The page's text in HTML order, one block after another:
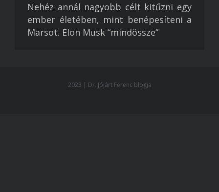
Nehéz annál nagyobb célt kitűzni egy
ember életében, mint benépesíteni a
Marsot. Elon Musk “mindössze”
2023 | Dr. Jójárt Ferenc blogja